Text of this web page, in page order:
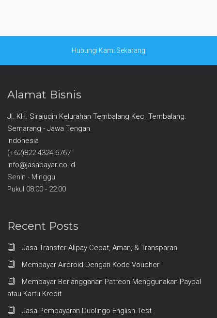
Hubungi Kami Sekarang
Alamat Bisnis
Jl. KH. Sirajudin Kelurahan Tembalang Kec. Tembalang.
Semarang - Jawa Tengah
Indonesia
(+62)822 4324 6767
info@jasabayar.co.id
Senin - Minggu
Pukul 08:00 - 22:00
Recent Posts
Jasa Transfer Alipay Cepat, Aman, & Transparan
Membayar Airdroid Dengan Kode Voucher
Membayar Berlangganan Patreon Menggunakan Paypal
atau Kartu Kredit
Jasa Pembayaran Duolingo English Test